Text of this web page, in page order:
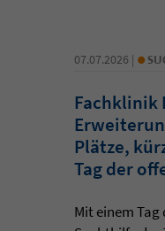
07.07.2026 | •
Fachklinik
Plätze,
Tag der
Mit einem